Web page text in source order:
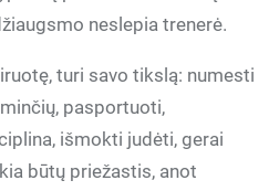
neslepia trenerė.
turi savo tikslą: numesti
pasportuoti,
išmokti judėti, gerai
būtų priežastis, anot